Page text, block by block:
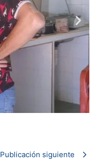
Publicación siguiente